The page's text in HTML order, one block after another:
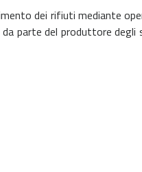
dei rifiuti mediante
parte del produttore